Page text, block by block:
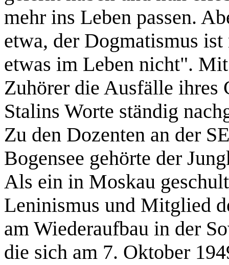
mehr ins Leben passen.
etwa, der Dogmatismus
etwas im Leben nicht".
Zuhörer die Ausfälle ihres
Stalins Worte ständig
Zu den Dozenten an der
Bogensee gehörte der
Als ein in Moskau
Leninismus und Mitglied
am Wiederaufbau in der
die sich am 7. Oktober